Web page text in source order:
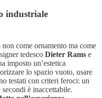
industriale
non come ornamento ma come
tedesco Dieter Rams e
imposto un’estetica
lo spazio vuoto, usare
testati con criteri feroci: un
è inaccettabile.